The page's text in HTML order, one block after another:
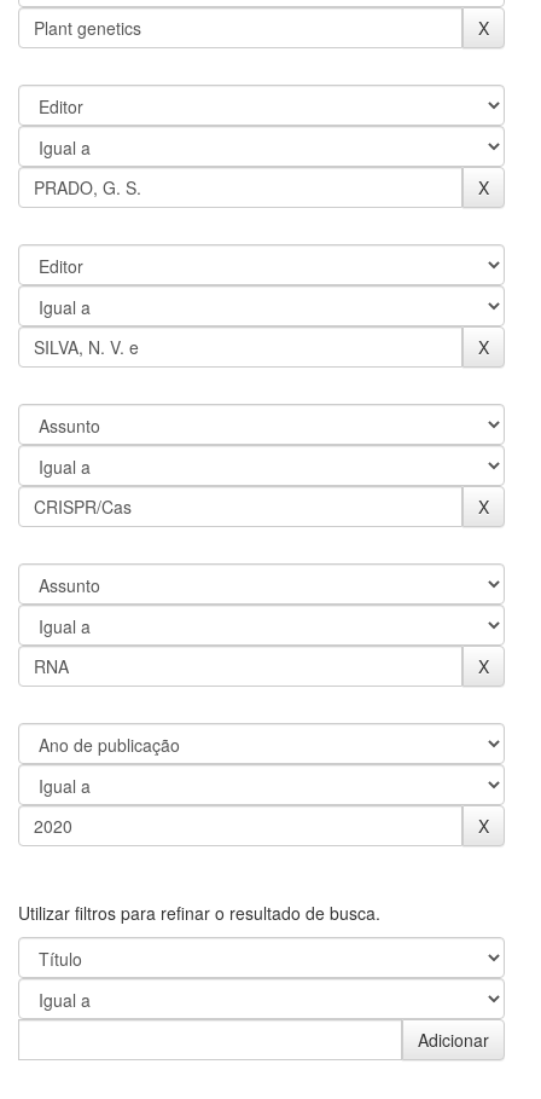
Utilizar filtros para refinar o resultado de busca.